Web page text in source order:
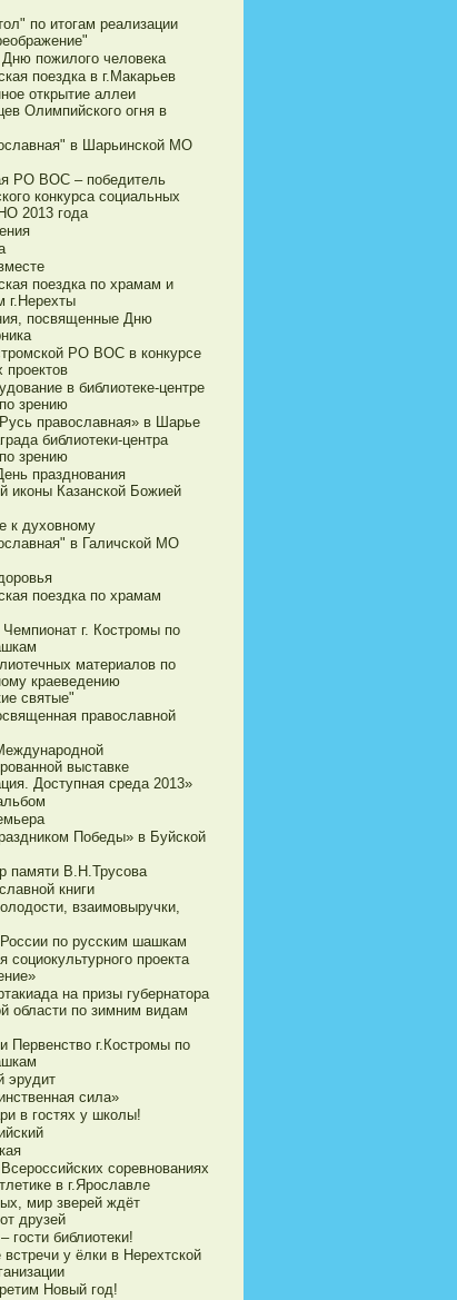
по итогам реализации
Дню пожилого человека
поездка в г.Макарьев
открытие аллеи
Олимпийского огня в
в Шарьинской МО
РО ВОС – победитель
конкурса социальных
2013 года
поездка по храмам и
г.Нерехты
посвященные Дню
РО ВОС в конкурсе
проектов
в библиотеке-центре
зрению
православная» в Шарье
библиотеки-центра
зрению
празднования
иконы Казанской Божией
к духовному
в Галичской МО
поездка по храмам
г. Костромы по
материалов по
краеведению
святые"
православной
выставке
Доступная среда 2013»
Победы» в Буйской
памяти В.Н.Трусова
книги
взаимовыручки,
по русским шашкам
социокультурного проекта
на призы губернатора
области по зимним видам
Первенство г.Костромы по
эрудит
сила»
в гостях у школы!
соревнованиях
в г.Ярославле
мир зверей ждёт
друзей
гости библиотеки!
встречи у ёлки в Нерехтской
Новый год!